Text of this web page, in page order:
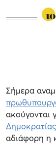
Σήμερα
ακούγονται
Δημοκρατίας
αδιάφορη η